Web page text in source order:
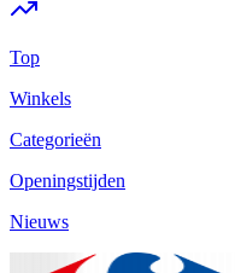
Top
Winkels
Categorieën
Openingstijden
Nieuws